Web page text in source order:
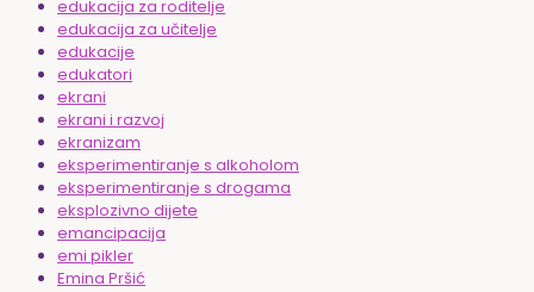
edukacija za roditelje
edukacija za učitelje
edukacije
edukatori
ekrani
ekrani i razvoj
ekranizam
eksperimentiranje s alkoholom
eksperimentiranje s drogama
eksplozivno dijete
emancipacija
emi pikler
Emina Pršić